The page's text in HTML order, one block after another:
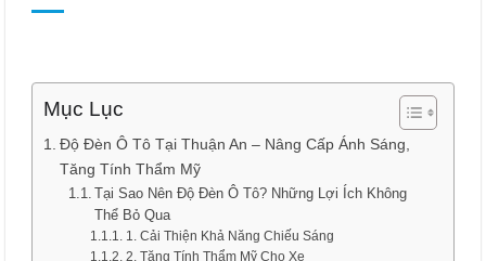
Mục Lục
Độ Đèn Ô Tô Tại Thuận An – Nâng Cấp Ánh Sáng,
Tăng Tính Thẩm Mỹ
Tại Sao Nên Độ Đèn Ô Tô? Những Lợi Ích Không
Thể Bỏ Qua
1. Cải Thiện Khả Năng Chiếu Sáng
2. Tăng Tính Thẩm Mỹ Cho Xe